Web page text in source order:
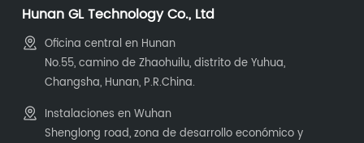
Hunan GL Technology Co., Ltd
Oficina central en Hunan
No.55, camino de Zhaohuilu, distrito de Yuhua,
Changsha, Hunan, P.R.China.
Instalaciones en Wuhan
Shenglong road, zona de desarrollo económico y